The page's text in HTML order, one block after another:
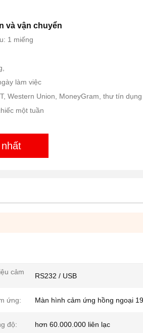
và vận chuyển
1 miếng
làm việc
Western Union, MoneyGram, thư tín dụng
một tuần
cảm
RS232 / USB
ứng: Màn hình cảm ứng hồng ngoại
độ: hơn 60.000.000 liên lạc